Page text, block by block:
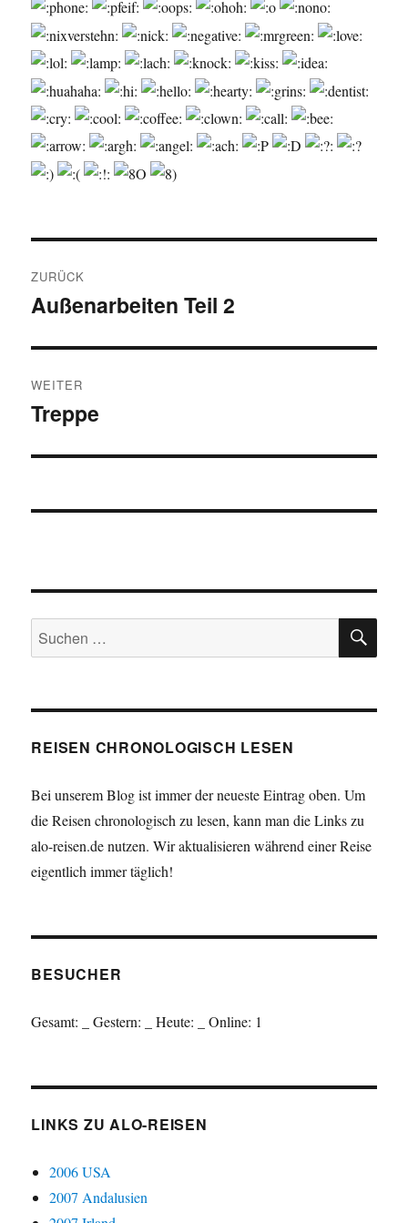
ZURÜCK
Vorheriger
Außenarbeiten Teil 2
WEITER
Nächster
Treppe
Suchen
nach:
REISEN CHRONOLOGISCH LESEN
Bei unserem Blog ist immer der neueste Eintrag oben. Um
die Reisen chronologisch zu lesen, kann man die Links zu
alo-reisen.de nutzen. Wir aktualisieren während einer Reise
eigentlich immer täglich!
BESUCHER
Gesamt: Gestern: Heute: Online: 1
LINKS ZU ALO-REISEN
2006 USA
2007 Andalusien